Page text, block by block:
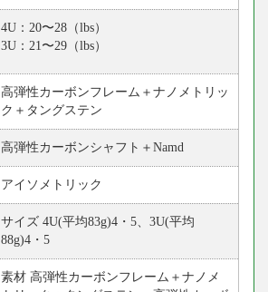
4U：20〜28（lbs）
3U：21〜29（lbs）
高弾性カーボンフレーム＋ナノメトリッ
ク＋タングステン
高弾性カーボンシャフト＋Namd
アイソメトリック
サイズ 4U(平均83g)4・5、3U(平均
88g)4・5
素材 高弾性カーボンフレーム＋ナノメ